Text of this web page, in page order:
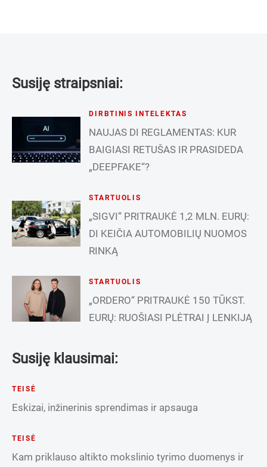
Susiję straipsniai:
DIRBTINIS INTELEKTAS
NAUJAS DI REGLAMENTAS: KUR
BAIGIASI RETUŠAS IR PRASIDEDA
„DEEPFAKE“?
STARTUOLIS
„SIGVI“ PRITRAUKĖ 1,2 MLN. EURŲ:
DI KEIČIA AUTOMOBILIŲ NUOMOS
RINKĄ
STARTUOLIS
„ORDERO“ PRITRAUKĖ 150 TŪKST.
EURŲ: RUOŠIASI PLĖTRAI Į LENKIJĄ
Susiję klausimai:
TEISĖ
Eskizai, inžinerinis sprendimas ir apsauga
TEISĖ
Kam priklauso altikto mokslinio tyrimo duomenys ir